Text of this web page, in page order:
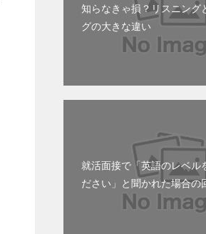
知らなきゃ損？リスニング
グの大きな違い
就活面接で「英語のレベル
ださい」と聞かれた場合の